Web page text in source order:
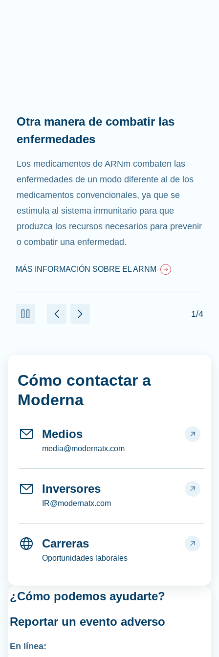
Otra manera de combatir las
enfermedades
Los medicamentos de ARNm combaten las
enfermedades de un modo diferente al de los
medicamentos convencionales, ya que se
estimula al sistema inmunitario para que
produzca los recursos necesarios para prevenir
o combatir una enfermedad.
MÁS INFORMACIÓN SOBRE EL ARNM
1/4
Cómo contactar a
Moderna
Medios
media@modernatx.com
Inversores
IR@modernatx.com
Carreras
Oportunidades laborales
¿Cómo podemos ayudarte?
Reportar un evento adverso
En línea: